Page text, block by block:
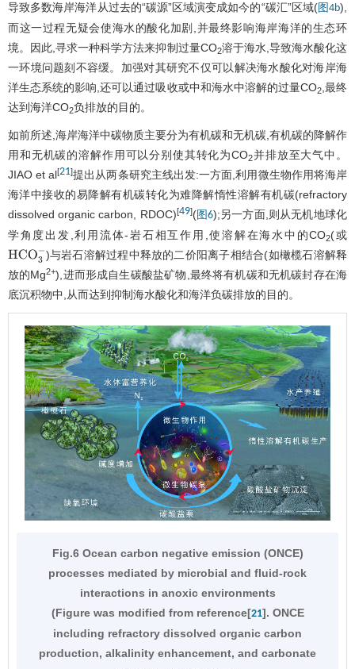
导致多数海岸海洋从过去的“碳源”区域演变成如今的“碳汇”区域(图4b),
而这一过程无疑会使海水的酸化加剧,并最终影响海岸海洋的生态环
境。因此,寻求一种科学方法来抑制过量CO2溶于海水,导致海水酸化这
一环境问题刻不容缓。加强对其研究不仅可以解决海水酸化对海岸海
洋生态系统的影响,还可以通过吸收或中和海水中溶解的过量CO2,最终
达到海洋CO2负排放的目的。
如前所述,海岸海洋中碳物质主要分为有机碳和无机碳,有机碳的降解作
用和无机碳的溶解作用可以分别使其转化为CO2并排放至大气中。
JIAO et al[21]提出从两条研究主线出发:一方面,利用微生物作用将海岸
海洋中接收的易降解有机碳转化为难降解惰性溶解有机碳(refractory
dissolved organic carbon, RDOC)[49](图6);另一方面,则从无机地球化
学角度出发,利用流体-岩石相互作用,使溶解在海水中的CO2(或
HCO3- )与岩石溶解过程中释放的二价阳离子相结合(如橄榄石溶解释
放的Mg2+),进而形成自生碳酸盐矿物,最终将有机碳和无机碳封存在海
底沉积物中,从而达到抑制海水酸化和海洋负碳排放的目的。
Fig.6 Ocean carbon negative emission (ONCE)
processes mediated by microbial and fluid-rock
interactions in anoxic environments
(Figure was modified from reference[21]. ONCE
including refractory dissolved organic carbon
production, alkalinity enhancement, and carbonate